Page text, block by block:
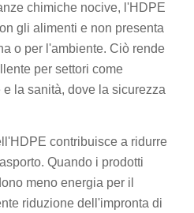
chimiche nocive, l'HDPE
gli alimenti e non presenta
o per l'ambiente. Ciò rende
per settori come
la sanità, dove la sicurezza
contribuisce a ridurre
Quando i prodotti
meno energia per il
riduzione dell'impronta di